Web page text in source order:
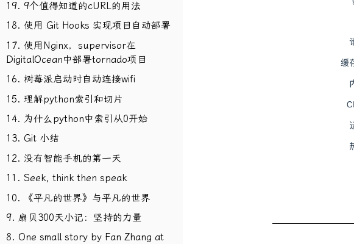
19. 9个值得知道的cURL的用法
18. 使用 Git Hooks 实现项目自动部署
17. 使用Nginx，supervisor在
DigitalOcean中部署tornado项目
16. 树莓派启动时自动连接wifi
15. 理解python索引和切片
14. 为什么python中索引从0开始
13. Git 小结
12. 没有智能手机的第一天
11. Seek, think then speak
10. 《平凡的世界》与平凡的世界
9. 扇贝300天小记：坚持的力量
8. One small story by Fan Zhang at